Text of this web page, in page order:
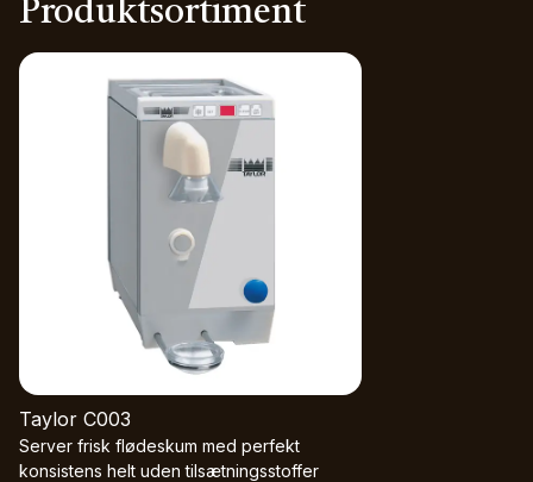
Produktsortiment
Taylor C003
Server frisk flødeskum med perfekt
konsistens helt uden tilsætningsstoffer